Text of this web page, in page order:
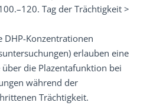
Tag der Trächtigkeit >
DHP-Konzentrationen
erlauben eine
über die Plazentafunktion bei
während der
Trächtigkeit.